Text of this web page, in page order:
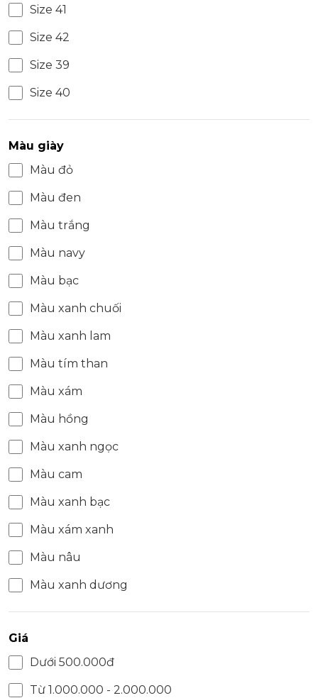
Size 41
Size 42
Size 39
Size 40
Màu giày
Màu đỏ
Màu đen
Màu trắng
Màu navy
Màu bạc
Màu xanh chuối
Màu xanh lam
Màu tím than
Màu xám
Màu hồng
Màu xanh ngọc
Màu cam
Màu xanh bạc
Màu xám xanh
Màu nâu
Màu xanh dương
Giá
Dưới 500.000đ
Từ 1.000.000 - 2.000.000